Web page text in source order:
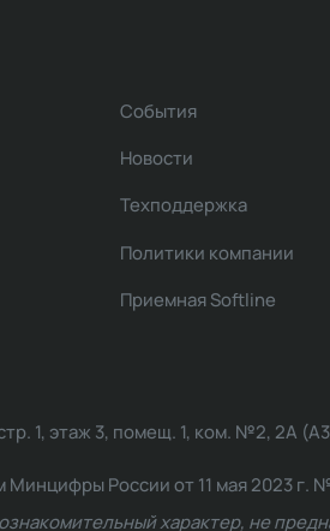
События
Новости
Техподдержка
Политики компании
Приемная Softline
1, этаж 3, помещ. 1, ком. №2, 2А
России от 11 мая 2023 г. №
характер, не